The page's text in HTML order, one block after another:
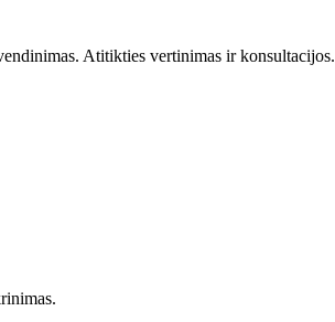
Atitikties vertinimas ir konsultacijos.